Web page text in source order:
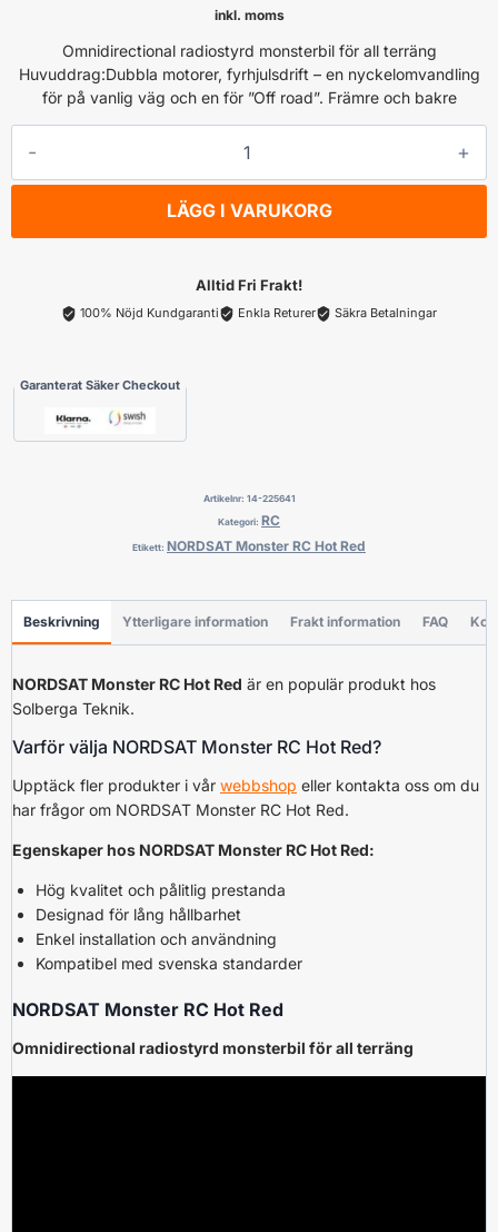
inkl. moms
Omnidirectional radiostyrd monsterbil för all terräng
Huvuddrag:Dubbla motorer, fyrhjulsdrift – en nyckelomvandling
för på vanlig väg och en för ”Off road”. Främre och bakre
Hot
mängd
LÄGG I VARUKORG
Alltid Fri Frakt!
100% Nöjd Kundgaranti Enkla Returer Säkra Betalningar
Garanterat Säker Checkout
Artikelnr: 14-225641
Kategori: RC
Etikett: NORDSAT Monster RC Hot Red
Beskrivning Ytterligare information Frakt information FAQ
NORDSAT Monster RC Hot Red är en populär produkt hos
Solberga Teknik.
Varför välja NORDSAT Monster RC Hot Red?
Upptäck fler produkter i vår webbshop eller kontakta oss om du
har frågor om NORDSAT Monster RC Hot Red.
Egenskaper hos NORDSAT Monster RC Hot Red:
Hög kvalitet och pålitlig prestanda
Designad för lång hållbarhet
Enkel installation och användning
Kompatibel med svenska standarder
NORDSAT Monster RC Hot Red
Omnidirectional radiostyrd monsterbil för all terräng